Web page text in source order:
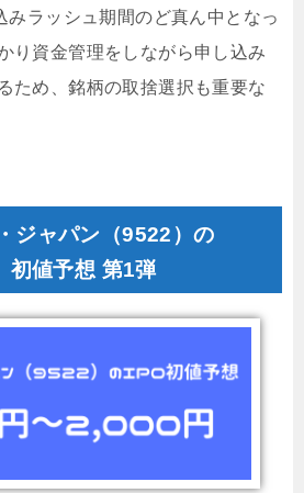
みラッシュ期間のど真ん中となっ
り資金管理をしながら申し込み
ため、銘柄の取捨選択も重要な
ジャパン（9522）の
初値予想 第1弾